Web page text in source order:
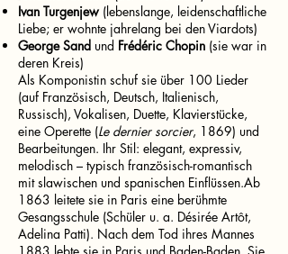
Ivan Turgenjew(lebenslange, leidenschaftliche
Liebe; er wohnte jahrelang bei den Viardots)
George Sand und Frédéric Chopin (sie war in
deren Kreis)
Als Komponistin schuf sie über 100 Lieder
(auf Französisch, Deutsch, Italienisch,
Russisch), Vokalisen, Duette, Klavierstücke,
eine Operette (Le dernier sorcier, 1869) und
Bearbeitungen. Ihr Stil: elegant, expressiv,
melodisch – typisch französisch-romantisch
mit slawischen und spanischen Einflüssen.Ab
1863 leitete sie in Paris eine berühmte
Gesangsschule (Schüler u. a. Désirée Artôt,
Adelina Patti). Nach dem Tod ihres Mannes